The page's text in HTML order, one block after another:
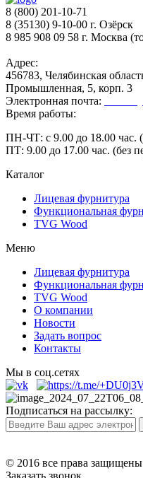
8 (800) 201-10-71
8 (35130) 9-10-00 г. Озёрск
8 985 908 09 58 г. Москва
Адрес:
456783, Челябинская
Промышленная, 5, корп. 3
Электронная почта:
Время работы:
ПН-ЧТ: с 9.00 до 18.00 час.
ПТ: 9.00 до 17.00 час. (без
Каталог
Лицевая фурнитура
Функциональная
TVG Wood
Меню
Лицевая фурнитура
Функциональная
TVG Wood
О компании
Новости
Задать вопрос
Контакты
Мы в соц.сетях
Подписаться на рассылку:
© 2016 все права
Заказать звонок